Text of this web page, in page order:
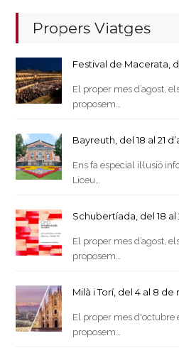
Propers Viatges
Festival de Macerata,
El proper mes d’agost,
proposem…
Bayreuth, del 18 al 21
Ens fa especial il·lusió
Liceu…
Schubertíada, del 18 al
El proper mes d’agost,
proposem…
Milà i Torí, del 4 al 8
El proper mes d'octubre
proposem…